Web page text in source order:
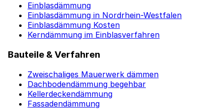
Einblasdämmung
Einblasdämmung in Nordrhein-Westfalen
Einblasdämmung Kosten
Kerndämmung im Einblasverfahren
Bauteile & Verfahren
Zweischaliges Mauerwerk dämmen
Dachbodendämmung begehbar
Kellerdeckendämmung
Fassadendämmung